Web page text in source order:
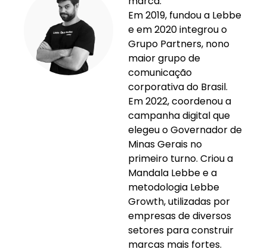
Em 2019, fundou a Lebbe
e em 2020 integrou o
Grupo Partners, nono
maior grupo de
comunicação
corporativa do Brasil.
Em 2022, coordenou a
campanha digital que
elegeu o Governador de
Minas Gerais no
primeiro turno. Criou a
Mandala Lebbe e a
metodologia Lebbe
Growth, utilizadas por
empresas de diversos
setores para construir
marcas mais fortes.